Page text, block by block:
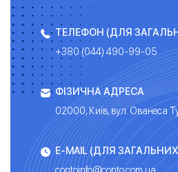
ТЕЛЕФОН (ДЛЯ
+380 (044) 490-99-05
ФІЗИЧНА АДРЕСА
02000, Київ, вул. Ованеса
E-MAIL (ДЛЯ
contoinfo@conto.com.ua